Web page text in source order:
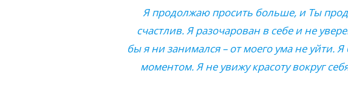
Я продолжаю просить больше, и Ты
счастлив. Я разочарован в себе и не
бы я ни занимался – от моего ума не уйти.
моментом. Я не увижу красоту вокруг